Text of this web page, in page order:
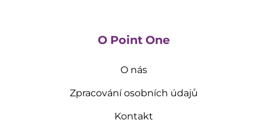
O Point One
O nás
Zpracování osobních údajů
Kontakt